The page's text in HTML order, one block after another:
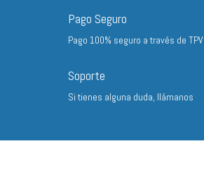
Pago Seguro
Pago 100% seguro a través de TPV
Soporte
Si tienes alguna duda, llámanos